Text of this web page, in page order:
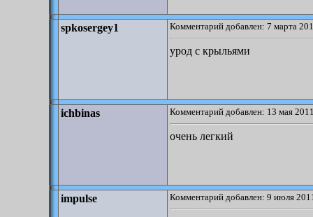
spkosergey1 Комментарий добавлен: 7 марта
урод с крыльями
ichbinas Комментарий добавлен: 13 мая
очень легкий
impulse Комментарий добавлен: 9 июля